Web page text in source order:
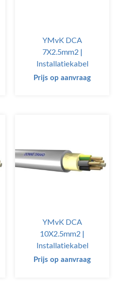
YMvK DCA
7X2.5mm2 |
Installatiekabel
Prijs op aanvraag
YMvK DCA
10X2.5mm2 |
Installatiekabel
Prijs op aanvraag